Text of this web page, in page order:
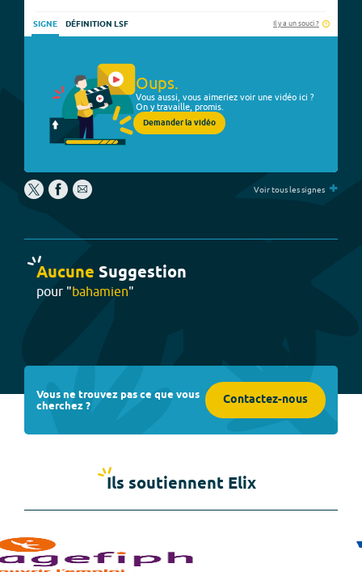
SIGNE DÉFINITION LSF Il y a un souci ?
Oups.
Vous aussi, vous aimeriez voir une vidéo ici ?
On y travaille, promis.
Demander la vidéo
Voir tous les signes +
Aucune Suggestion
pour "bahamien"
Vous ne trouvez pas ce que vous
cherchez ? Contactez-nous
Ils soutiennent Elix